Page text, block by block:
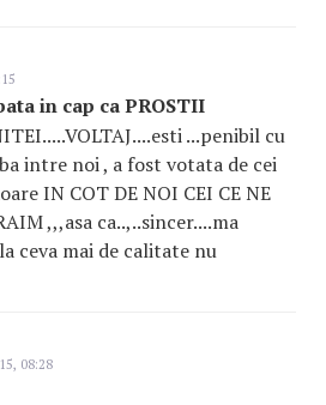
in cap ca PROSTII
...penibil cu
intre noi , a fost votata de cei
IN COT DE NOI CEI CE NE
,,,asa ca..,..sincer....ma
ceva mai de calitate nu
08:28